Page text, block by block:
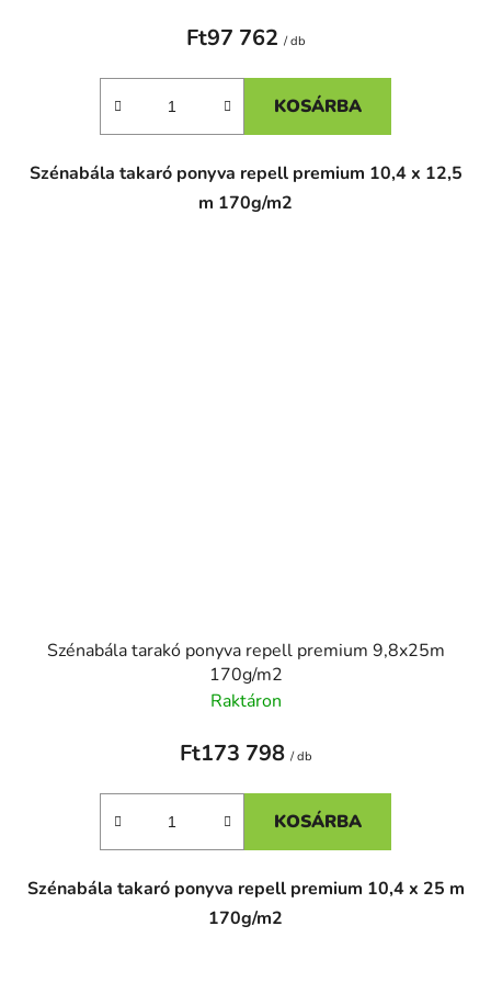
Ft97 762 / db
KOSÁRBA
Szénabála takaró ponyva repell premium 10,4 x 12,5
m 170g/m2
Szénabála tarakó ponyva repell premium 9,8x25m
170g/m2
Raktáron
Ft173 798 / db
KOSÁRBA
Szénabála takaró ponyva repell premium 10,4 x 25 m
170g/m2